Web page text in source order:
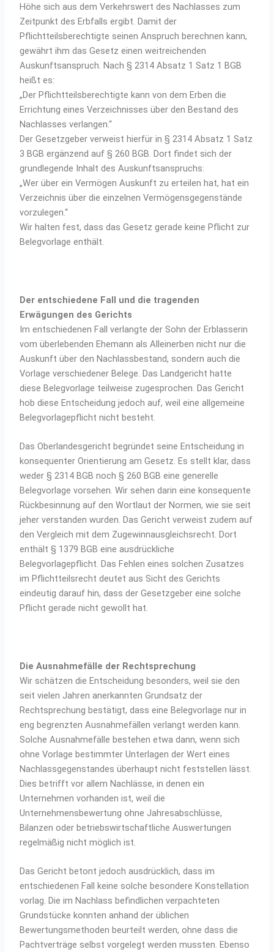
Höhe sich aus dem Verkehrswert des Nachlasses zum
Zeitpunkt des Erbfalls ergibt. Damit der
Pflichtteilsberechtigte seinen Anspruch berechnen kann,
gewährt ihm das Gesetz einen weitreichenden
Auskunftsanspruch. Nach § 2314 Absatz 1 Satz 1 BGB
heißt es:
„Der Pflichtteilsberechtigte kann von dem Erben die
Errichtung eines Verzeichnisses über den Bestand des
Nachlasses verlangen.“
Der Gesetzgeber verweist hierfür in § 2314 Absatz 1 Satz
3 BGB ergänzend auf § 260 BGB. Dort findet sich der
grundlegende Inhalt des Auskunftsanspruchs:
„Wer über ein Vermögen Auskunft zu erteilen hat, hat ein
Verzeichnis über die einzelnen Vermögensgegenstände
vorzulegen.“
Wir halten fest, dass das Gesetz gerade keine Pflicht zur
Belegvorlage enthält.
Der entschiedene Fall und die tragenden
Erwägungen des Gerichts
Im entschiedenen Fall verlangte der Sohn der Erblasserin
vom überlebenden Ehemann als Alleinerben nicht nur die
Auskunft über den Nachlassbestand, sondern auch die
Vorlage verschiedener Belege. Das Landgericht hatte
diese Belegvorlage teilweise zugesprochen. Das Gericht
hob diese Entscheidung jedoch auf, weil eine allgemeine
Belegvorlagepflicht nicht besteht.
Das Oberlandesgericht begründet seine Entscheidung in
konsequenter Orientierung am Gesetz. Es stellt klar, dass
weder § 2314 BGB noch § 260 BGB eine generelle
Belegvorlage vorsehen. Wir sehen darin eine konsequente
Rückbesinnung auf den Wortlaut der Normen, wie sie seit
jeher verstanden wurden. Das Gericht verweist zudem auf
den Vergleich mit dem Zugewinnausgleichsrecht. Dort
enthält § 1379 BGB eine ausdrückliche
Belegvorlagepflicht. Das Fehlen eines solchen Zusatzes
im Pflichtteilsrecht deutet aus Sicht des Gerichts
eindeutig darauf hin, dass der Gesetzgeber eine solche
Pflicht gerade nicht gewollt hat.
Die Ausnahmefälle der Rechtsprechung
Wir schätzen die Entscheidung besonders, weil sie den
seit vielen Jahren anerkannten Grundsatz der
Rechtsprechung bestätigt, dass eine Belegvorlage nur in
eng begrenzten Ausnahmefällen verlangt werden kann.
Solche Ausnahmefälle bestehen etwa dann, wenn sich
ohne Vorlage bestimmter Unterlagen der Wert eines
Nachlassgegenstandes überhaupt nicht feststellen lässt.
Dies betrifft vor allem Nachlässe, in denen ein
Unternehmen vorhanden ist, weil die
Unternehmensbewertung ohne Jahresabschlüsse,
Bilanzen oder betriebswirtschaftliche Auswertungen
regelmäßig nicht möglich ist.
Das Gericht betont jedoch ausdrücklich, dass im
entschiedenen Fall keine solche besondere Konstellation
vorlag. Die im Nachlass befindlichen verpachteten
Grundstücke konnten anhand der üblichen
Bewertungsmethoden beurteilt werden, ohne dass die
Pachtverträge selbst vorgelegt werden mussten. Ebenso